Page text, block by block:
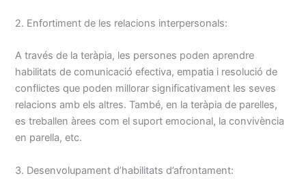
2. Enfortiment de les relacions interpersonals:
A través de la teràpia, les persones poden aprendre
habilitats de comunicació efectiva, empatia i resolució de
conflictes que poden millorar significativament les seves
relacions amb els altres. També, en la teràpia de parelles,
es treballen àrees com el suport emocional, la convivència
en parella, etc.
3. Desenvolupament d’habilitats d’afrontament: